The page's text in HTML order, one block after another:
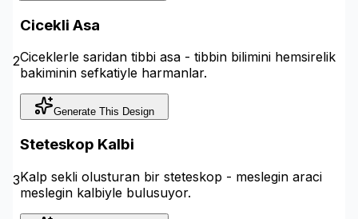
2
Cicekli Asa
Ciceklerle saridan tibbi asa - tibbin bilimini hemsirelik
bakiminin sefkatiyle harmanlar.
Generate This Design
3
Steteskop Kalbi
Kalp sekli olusturan bir steteskop - meslegin araci
meslegin kalbiyle bulusuyor.